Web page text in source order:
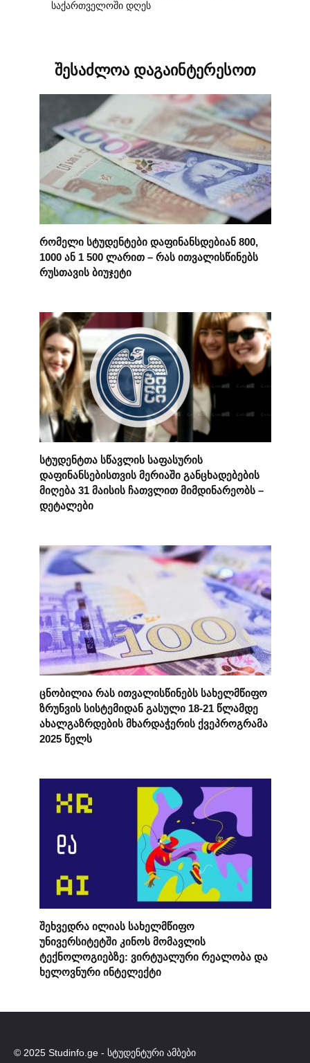
საქართველოში დღეს
შესაძლოა დაგაინტერესოთ
რომელი სტუდენტები დაფინანსდებიან 800,
1000 ან 1 500 ლარით – რას ითვალისწინებს
რუსთავის ბიუჯეტი
სტუდენტთა სწავლის საფასურის
დაფინანსებისთვის მერიაში განცხადებების
მიღება 31 მაისის ჩათვლით მიმდინარეობს –
დეტალები
ცნობილია რას ითვალისწინებს სახელმწიფო
ზრუნვის სისტემიდან გასული 18-21 წლამდე
ახალგაზრდების მხარდაჭერის ქვეპროგრამა
2025 წელს
შეხვედრა ილიას სახელმწიფო
უნივერსიტეტში კინოს მომავლის
ტექნოლოგიებზე: ვირტუალური რეალობა და
ხელოვნური ინტელექტი
© 2025 Studinfo.ge - სტუდენტური ამბები